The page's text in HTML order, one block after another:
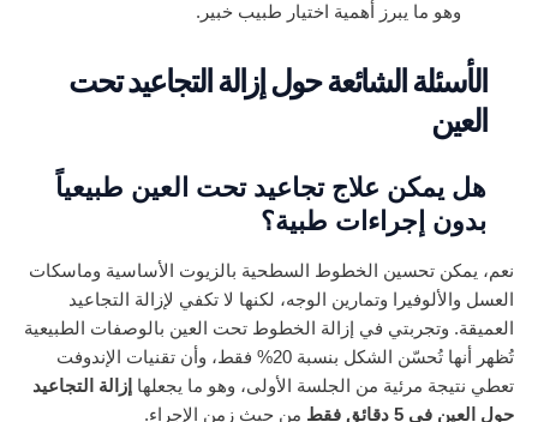
وهو ما يبرز أهمية اختيار طبيب خبير.
الأسئلة الشائعة حول إزالة التجاعيد تحت
العين
هل يمكن علاج تجاعيد تحت العين طبيعياً
بدون إجراءات طبية؟
نعم، يمكن تحسين الخطوط السطحية بالزيوت الأساسية وماسكات
العسل والألوفيرا وتمارين الوجه، لكنها لا تكفي لإزالة التجاعيد
العميقة. وتجربتي في إزالة الخطوط تحت العين بالوصفات الطبيعية
تُظهر أنها تُحسّن الشكل بنسبة 20% فقط، وأن تقنيات الإندوفت
تعطي نتيجة مرئية من الجلسة الأولى، وهو ما يجعلها إزالة التجاعيد
حول العين في 5 دقائق فقط
من حيث زمن الإجراء.